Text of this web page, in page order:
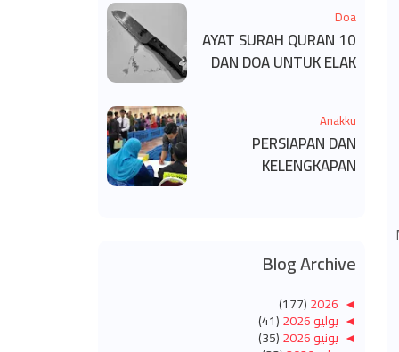
Doa
10 AYAT SURAH QURAN
DAN DOA UNTUK ELAK
Anakku
PERSIAPAN DAN
KELENGKAPAN
Blog Archive
◄
2026
(177)
◄يوليو 2026 (41)
◄يونيو 2026 (35)